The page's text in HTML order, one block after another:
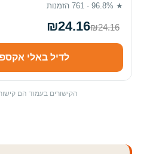
★ 96.8% · 761 הזמנות
₪24.16₪24.16
לדיל באלי
הקישורים בעמוד הם